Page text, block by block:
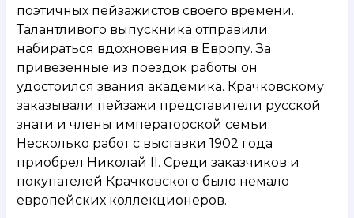
поэтичных пейзажистов своего времени.
Талантливого выпускника отправили
набираться вдохновения в Европу. За
привезенные из поездок работы он
удостоился звания академика. Крачковскому
заказывали пейзажи представители русской
знати и члены императорской семьи.
Несколько работ с выставки 1902 года
приобрел Николай II. Среди заказчиков и
покупателей Крачковского было немало
европейских коллекционеров.